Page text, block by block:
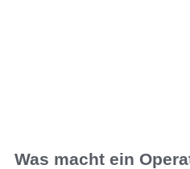
Was macht ein